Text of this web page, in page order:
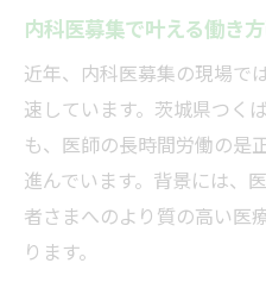
内科医募集で叶える働き
近年、内科医募集の現場で
速しています。茨城県つく
も、医師の長時間労働の是
進んでいます。背景には、
者さまへのより質の高い医
ります。